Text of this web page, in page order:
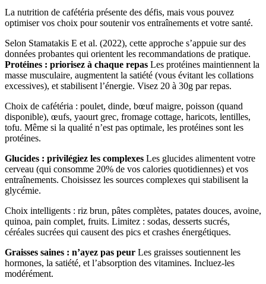
La nutrition de cafétéria présente des défis, mais vous pouvez
optimiser vos choix pour soutenir vos entraînements et votre santé.
Selon Stamatakis E et al. (2022), cette approche s’appuie sur des
données probantes qui orientent les recommandations de pratique.
Protéines : priorisez à chaque repas Les protéines maintiennent la
masse musculaire, augmentent la satiété (vous évitant les collations
excessives), et stabilisent l’énergie. Visez 20 à 30g par repas.
Choix de cafétéria : poulet, dinde, bœuf maigre, poisson (quand
disponible), œufs, yaourt grec, fromage cottage, haricots, lentilles,
tofu. Même si la qualité n’est pas optimale, les protéines sont les
protéines.
Glucides : privilégiez les complexes Les glucides alimentent votre
cerveau (qui consomme 20% de vos calories quotidiennes) et vos
entraînements. Choisissez les sources complexes qui stabilisent la
glycémie.
Choix intelligents : riz brun, pâtes complètes, patates douces, avoine,
quinoa, pain complet, fruits. Limitez : sodas, desserts sucrés,
céréales sucrées qui causent des pics et crashes énergétiques.
Graisses saines : n’ayez pas peur Les graisses soutiennent les
hormones, la satiété, et l’absorption des vitamines. Incluez-les
modérément.